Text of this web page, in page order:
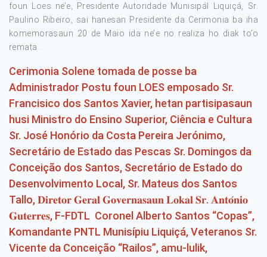
foun Loes ne’e, Presidente Autoridade Munisipál Liquiçá, Sr.
Paulino Ribeiro, sai hanesan Presidente da Cerimonia ba iha
komemorasaun 20 de Maio ida ne’e no realiza ho diak to’o
remata.
Cerimonia Solene tomada de posse ba
Administrador Postu foun LOES emposado Sr.
Francisico dos Santos Xavier, hetan partisipasaun
husi Ministro do Ensino Superior, Ciência e Cultura
Sr. José Honório da Costa Pereira Jerónimo,
Secretário de Estado das Pescas Sr. Domingos da
Conceição dos Santos, Secretário de Estado do
Desenvolvimento Local, Sr. Mateus dos Santos
Tallo, 𝐃𝐢𝐫𝐞𝐭𝐨𝐫 𝐆𝐞𝐫𝐚𝐥 𝐆𝐨𝐯𝐞𝐫𝐧𝐚𝐬𝐚𝐮𝐧 𝐋𝐨𝐤𝐚𝐥 𝐒𝐫. 𝐀𝐧𝐭𝐨́𝐧𝐢𝐨
𝐆𝐮𝐭𝐞𝐫𝐫𝐞𝐬, F-FDTL Coronel Alberto Santos “Copas”,
Komandante PNTL Munisípiu Liquiçá, Veteranos Sr.
Vicente da Conceição “Railos”, amu-lulik,